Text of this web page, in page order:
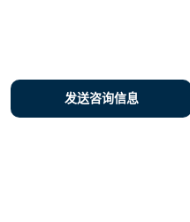
发送咨询信息